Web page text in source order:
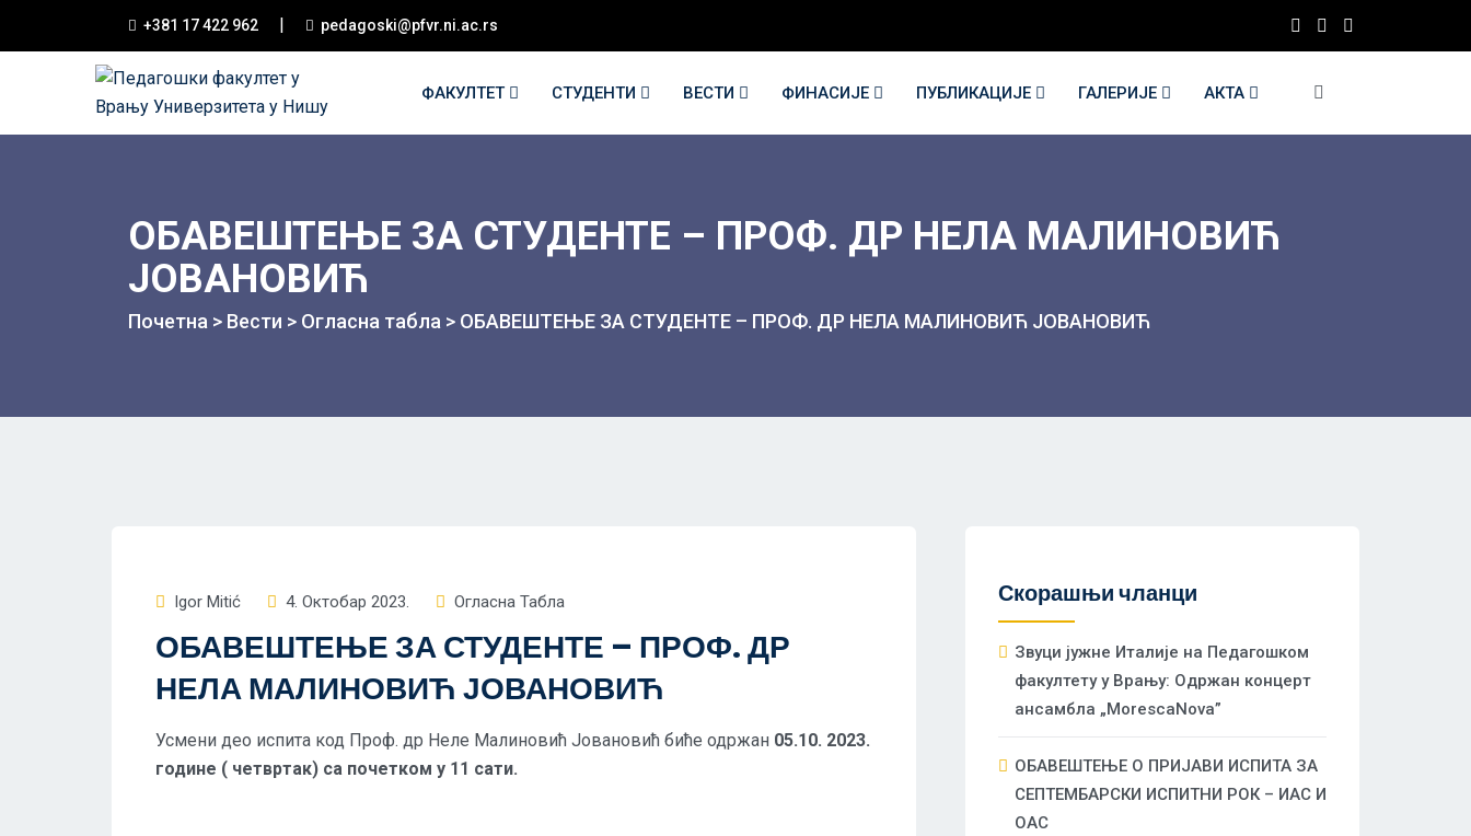
+381 17 422 962 | pedagoski@pfvr.ni.ac.rs
ФАКУЛТЕТ СТУДЕНТИ ВЕСТИ ФИНАСИЈЕ ПУБЛИКАЦИЈЕ ГАЛЕРИЈЕ АКТА
ОБАВЕШТЕЊЕ ЗА СТУДЕНТЕ – ПРОФ. ДР НЕЛА МАЛИНОВИЋ
ЈОВАНОВИЋ
Почетна > Вести > Огласна табла > ОБАВЕШТЕЊЕ ЗА СТУДЕНТЕ – ПРОФ. ДР НЕЛА МАЛИНОВИЋ ЈОВАНОВИЋ
Igor Mitić 4. Октобар 2023. Огласна Табла
ОБАВЕШТЕЊЕ ЗА СТУДЕНТЕ – ПРОФ. ДР
НЕЛА МАЛИНОВИЋ ЈОВАНОВИЋ
Усмени део испита код Проф. др Неле Малиновић Јовановић биће одржан 05.10. 2023.
године ( четвртак) са почетком у 11 сати.
Скорашњи чланци
Звуци јужне Италије на Педагошком
факултету у Врању: Одржан концерт
ансамбла „MorescaNova”
ОБАВЕШТЕЊЕ О ПРИЈАВИ ИСПИТА ЗА
СЕПТЕМБАРСКИ ИСПИТНИ РОК – ИАС И
ОАС